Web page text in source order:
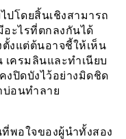
ปโดยสิ้นเชิงสามารถ
อะไรที่ตกลงกันได้
งแต่ต้นอาจชี้ให้เห็น
เครมลินและทำเนียบ
งปิดบังไว้อย่างมิดชิด
บ่อนทำลาย
พอใจของผู้นำทั้งสอง